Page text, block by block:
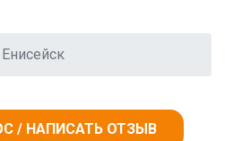
Енисейск
/ НАПИСАТЬ ОТЗЫВ